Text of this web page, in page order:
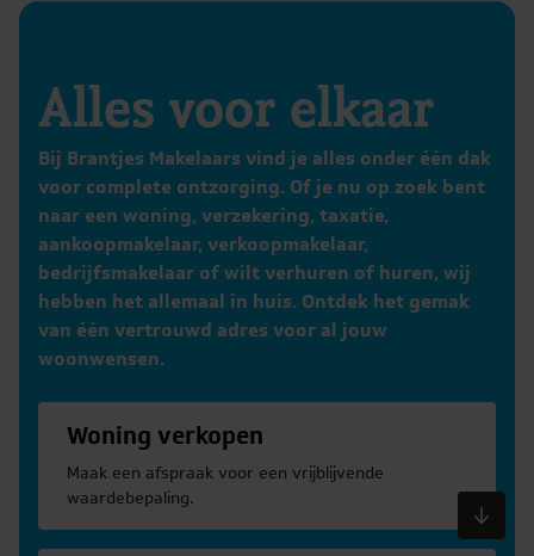
Alles voor elkaar
Bij Brantjes Makelaars vind je alles onder één dak
voor complete ontzorging. Of je nu op zoek bent
naar een woning, verzekering, taxatie,
aankoopmakelaar, verkoopmakelaar,
bedrijfsmakelaar of wilt verhuren of huren, wij
hebben het allemaal in huis. Ontdek het gemak
van één vertrouwd adres voor al jouw
woonwensen.
Woning verkopen
Maak een afspraak voor een vrijblijvende
waardebepaling.
Meer informatie